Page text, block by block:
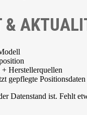
&
Herstellerquellen
gepflegte Positionsdaten
Datenstand ist. Fehlt